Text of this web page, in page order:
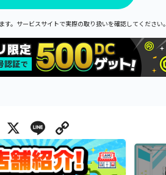
。サービスサイトで実際の取り扱いを確認してください。
X Line